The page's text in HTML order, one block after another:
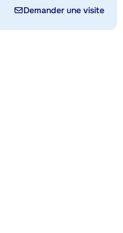
Demander une visite